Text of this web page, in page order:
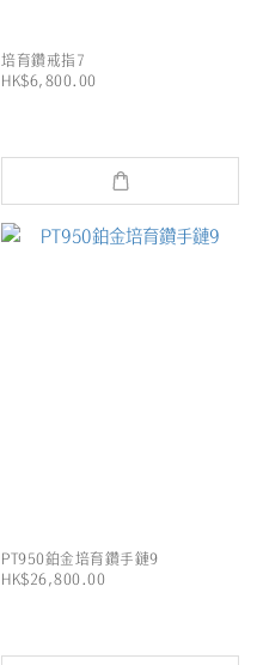
培育鑽戒指7
HK$6,800.00
PT950鉑金培育鑽手鏈9
HK$26,800.00